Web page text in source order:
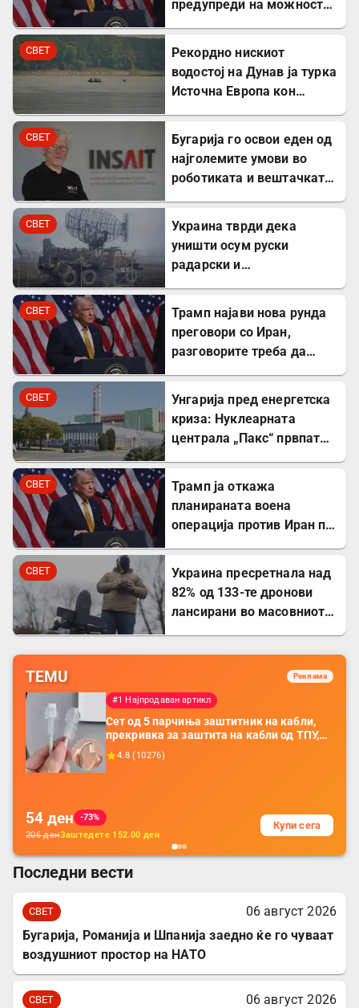
предупреди на можност
СВЕТ
Рекордно нискиот
водостој на Дунав ја турка
Источна Европа кон
СВЕТ
Бугарија го освои еден од
најголемите умови во
роботиката и вештачката
СВЕТ
Украина тврди дека
уништи осум руски
радарски и
СВЕТ
Трамп најави нова рунда
преговори со Иран,
разговорите треба да
СВЕТ
Унгарија пред енергетска
криза: Нуклеарната
централа „Пакс“ првпат
СВЕТ
Трамп ја откажа
планираната воена
операција против Иран по
СВЕТ
Украина пресретнала над
82% од 133-те дронови
лансирани во масовниот
TEMU Реклама
#1 Најпродаван артикл
Сет од 5 парчиња заштитник на кабли,
прекривка за заштита на кабли од ТПУ,
додатоци за заштита на кабли, без
батерија, за мобилни телефони, комплет
4.8 (10276)
54 ден
-73%
206денЗаштедете 152.00 ден
Купи сега
Последни вести
СВЕТ
06 август 2026
Бугарија, Романија и Шпанија заедно ќе го чуваат
воздушниот простор на НАТО
СВЕТ
06 август 2026